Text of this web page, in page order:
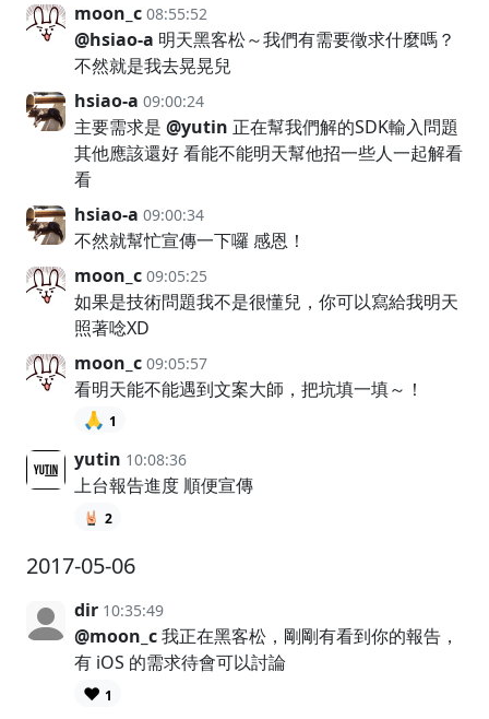
moon_c 08:55:52
@hsiao-a 明天黑客松～我們有需要徵求什麼嗎？
不然就是我去晃晃兒
hsiao-a 09:00:24
主要需求是 @yutin 正在幫我們解的SDK輸入問題
其他應該還好 看能不能明天幫他招一些人一起解看
看
hsiao-a 09:00:34
不然就幫忙宣傳一下囉 感恩！
moon_c 09:05:25
如果是技術問題我不是很懂兒，你可以寫給我明天
照著唸XD
moon_c 09:05:57
看明天能不能遇到文案大師，把坑填一填～！
🙏 1
yutin 10:08:36
上台報告進度 順便宣傳
2
2017-05-06
dir 10:35:49
@moon_c我正在黑客松，剛剛有看到你的報告，
有 iOS 的需求待會可以討論
❤️ 1